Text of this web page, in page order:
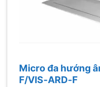
Micro đa hướng
F/VIS-ARD-F